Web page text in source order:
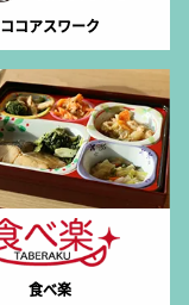
ココアスワーク
食べ楽